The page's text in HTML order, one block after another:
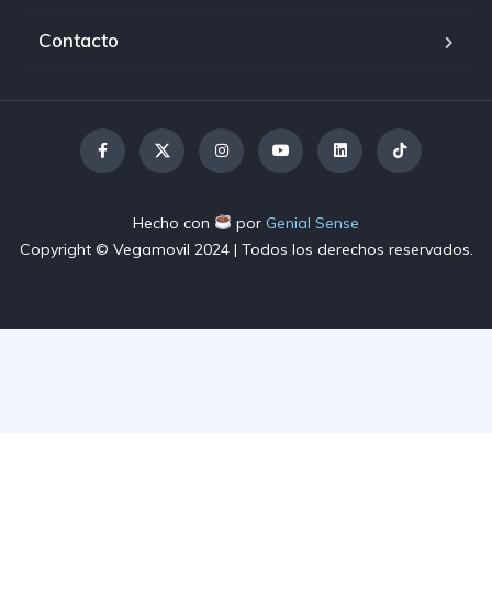
Contacto
Hecho con por Genial Sense
Copyright © Vegamovil 2024| Todos los derechos reservados.